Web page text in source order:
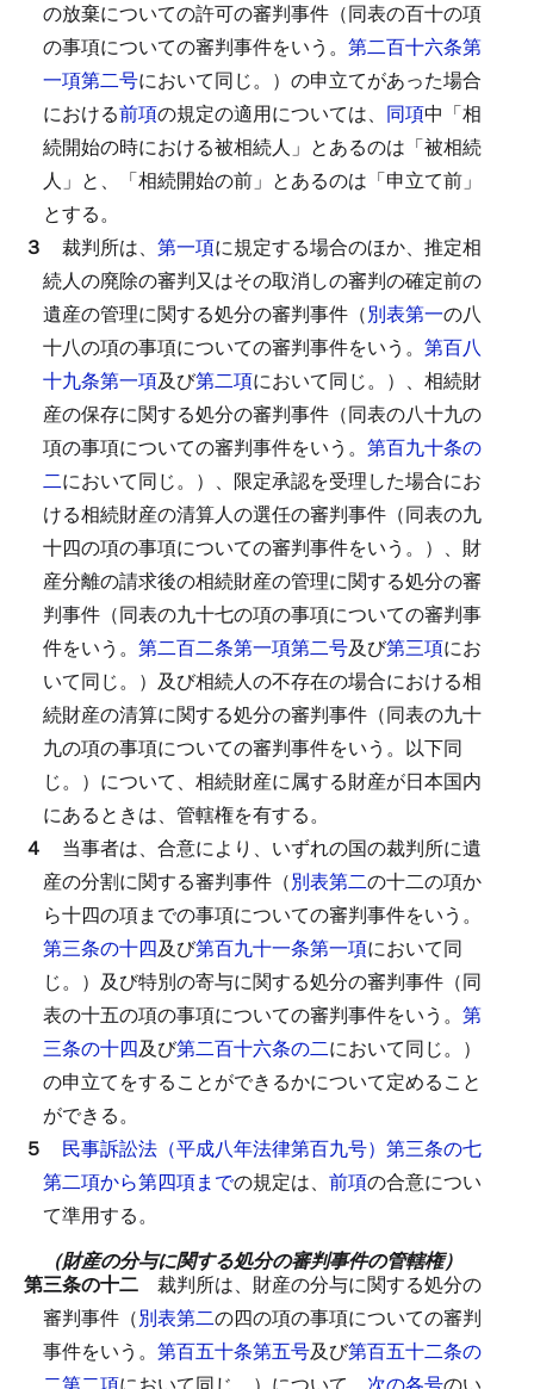
の放棄についての許可の審判事件（同表の百十の項
の事項についての審判事件をいう。 第二百十六条第
一項第二号において同じ。）の申立てがあった場合
における前項の規定の適用については、 同項中「相
続開始の時における被相続人」とあるのは「被相続
人」と、「相続開始の前」とあるのは「申立て前」
とする。
３ 裁判所は、 第一項に規定する場合のほか、推定相
続人の廃除の審判又はその取消しの審判の確定前の
遺産の管理に関する処分の審判事件（別表第一の八
十八の項の事項についての審判事件をいう。 第百八
十九条第一項及び第二項において同じ。）、相続財
産の保存に関する処分の審判事件（同表の八十九の
項の事項についての審判事件をいう。 第百九十条の
二において同じ。）、限定承認を受理した場合にお
ける相続財産の清算人の選任の審判事件（同表の九
十四の項の事項についての審判事件をいう。）、財
産分離の請求後の相続財産の管理に関する処分の審
判事件（同表の九十七の項の事項についての審判事
件をいう。 第二百二条第一項第二号及び第三項にお
いて同じ。）及び相続人の不存在の場合における相
続財産の清算に関する処分の審判事件（同表の九十
九の項の事項についての審判事件をいう。以下同
じ。）について、相続財産に属する財産が日本国内
にあるときは、管轄権を有する。
４ 当事者は、合意により、いずれの国の裁判所に遺
産の分割に関する審判事件（別表第二の十二の項か
ら十四の項までの事項についての審判事件をいう。
第三条の十四及び第百九十一条第一項において同
じ。）及び特別の寄与に関する処分の審判事件（同
表の十五の項の事項についての審判事件をいう。 第
三条の十四及び第二百十六条の二において同じ。）
の申立てをすることができるかについて定めること
ができる。
５ 民事訴訟法（平成八年法律第百九号）第三条の七
第二項から第四項までの規定は、 前項の合意につい
て準用する。
（財産の分与に関する処分の審判事件の管轄権）
第三条の十二 裁判所は、財産の分与に関する処分の
審判事件（別表第二の四の項の事項についての審判
事件をいう。 第百五十条第五号及び第百五十二条の